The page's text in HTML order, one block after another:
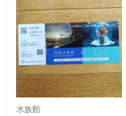
水族館